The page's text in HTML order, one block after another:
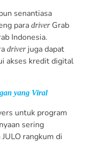
senantiasa
para driver Grab
Indonesia.
driver juga dapat
akses kredit digital
yang Viral
untuk program
sering
rangkum di